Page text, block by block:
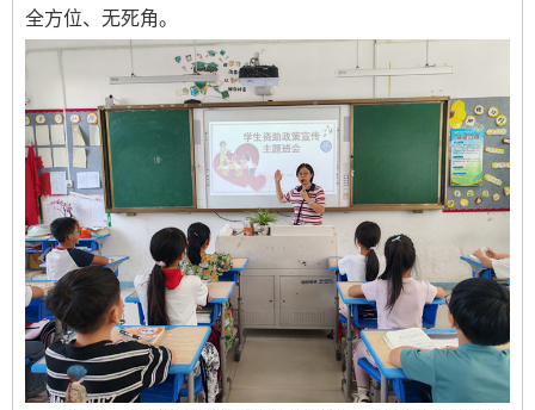
全方位、无死角。